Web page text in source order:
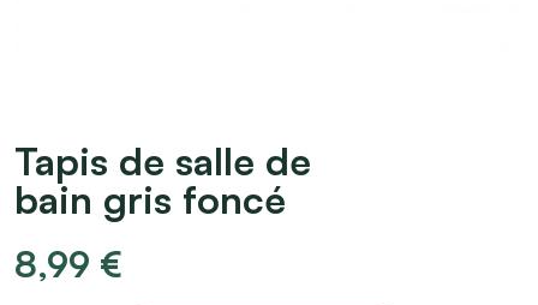
Tapis de salle de
bain gris foncé
8,99 €